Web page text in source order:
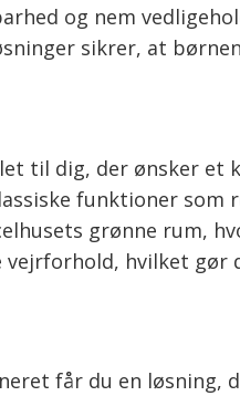
og nem
sikrer, at
til dig, der ønsker et
funktioner
grønne rum,
hvilket
får du en løsning,